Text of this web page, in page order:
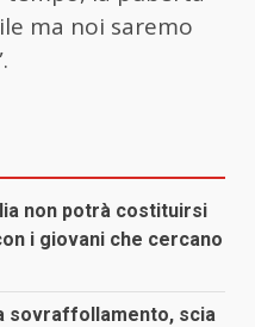
ma noi saremo
non potrà costituirsi
i giovani che cercano
sovraffollamento, scia